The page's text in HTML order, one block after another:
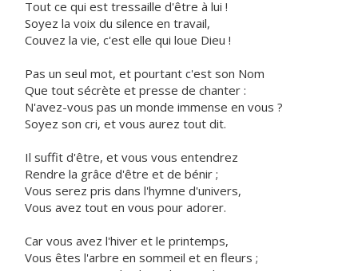
Tout ce qui est tressaille d'être à lui !
Soyez la voix du silence en travail,
Couvez la vie, c'est elle qui loue Dieu !
Pas un seul mot, et pourtant c'est son Nom
Que tout sécrète et presse de chanter :
N'avez-vous pas un monde immense en vous ?
Soyez son cri, et vous aurez tout dit.
Il suffit d'être, et vous vous entendrez
Rendre la grâce d'être et de bénir ;
Vous serez pris dans l'hymne d'univers,
Vous avez tout en vous pour adorer.
Car vous avez l'hiver et le printemps,
Vous êtes l'arbre en sommeil et en fleurs ;